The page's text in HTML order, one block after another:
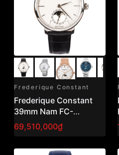
Frederique Constant
Frederique Constant
39mm Nam FC-
703S3S6
69,510,000₫